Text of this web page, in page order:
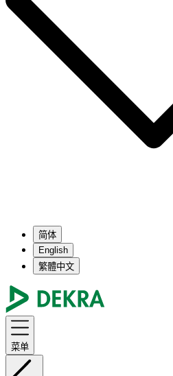
简体
English
繁體中文
菜单